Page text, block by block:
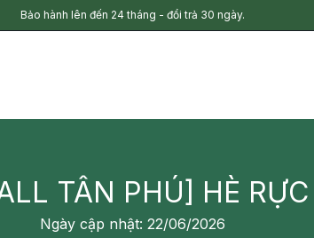
Bảo hành lên đến 24 tháng - đổi trả 30 ngày.
TÂN PHÚ] HÈ
Ngày cập nhật: 22/06/2026